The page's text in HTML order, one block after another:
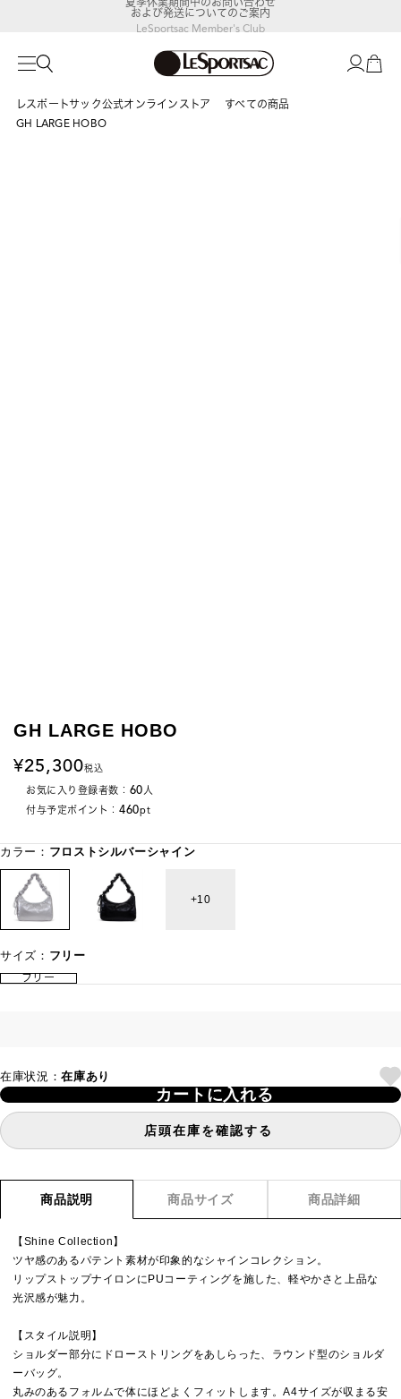
LeSportsac Member's Club
ポイントアップキャンペーン開催中
および発送についてのご案内
レスポートサック公式オンラインストア
すべての商品
GH LARGE HOBO
GH LARGE HOBO
25,300税込
お気に入り登録者数： 60人
付与予定ポイント： 460pt
カラー： フロストシルバーシャイン
10
サイズ： フリー
フリー
在庫状況：在庫あり
カートに入れる
店頭在庫を確認する
商品説明 商品サイズ 商品詳細
【Shine Collection】
ツヤ感のあるパテント素材が印象的なシャインコレクション。
リップストップナイロンにPUコーティングを施した、軽やかさと上品な
光沢感が魅力。
【スタイル説明】
ショルダー部分にドローストリングをあしらった、ラウンド型のショルダ
ーバッグ。
丸みのあるフォルムで体にほどよくフィットします。A4サイズが収まる安